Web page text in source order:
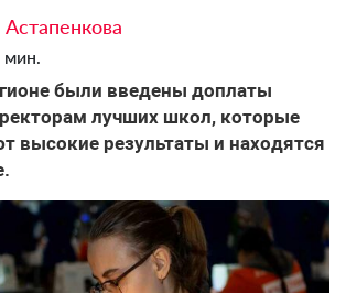
мин.
были введены доплаты
лучших школ, которые
высокие результаты и находятся